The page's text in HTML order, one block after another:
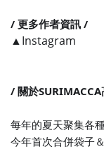
/ 更多作者資訊 /
▲Instagram
/ 關於
每年的夏天聚集各
今年首次合併袋子